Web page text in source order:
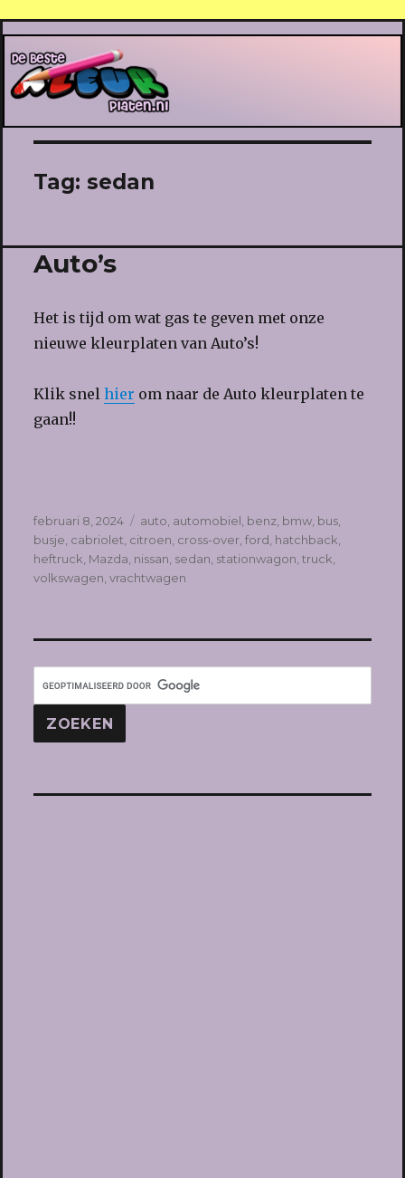
De Beste Kleurplaten
Tag: sedan
Auto’s
Het is tijd om wat gas te geven met onze
nieuwe kleurplaten van Auto’s!
Klik snel hier om naar de Auto kleurplaten te
gaan!!
Geplaatst
op
februari 8, 2024 Tags
auto automobiel benz, bmw, bus,
busje cabriolet citroen cross-over, ford hatchback
heftruck Mazda nissan sedan stationwagon truck
volkswagen vrachtwagen